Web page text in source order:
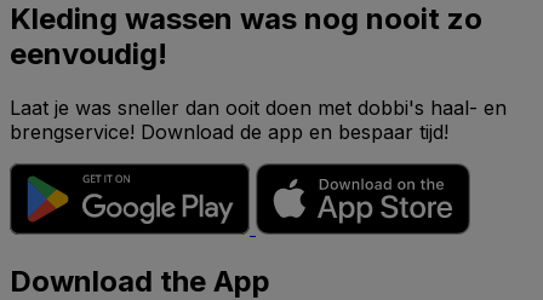
Kleding wassen was nog nooit zo
eenvoudig!
Laat je was sneller dan ooit doen met dobbi's haal- en
brengservice! Download de app en bespaar tijd!
Download the App